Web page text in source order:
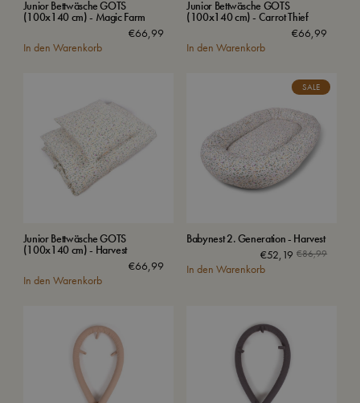
Junior Bettwäsche GOTS
(100x140 cm) - Magic Farm
€66,99
In den Warenkorb
Junior Bettwäsche GOTS
(100x140 cm) - Carrot Thief
€66,99
In den Warenkorb
Junior Bettwäsche GOTS
(100x140 cm) - Harvest
€66,99
In den Warenkorb
SALE
Babynest 2. Generation - Harvest
€86,99
€52,19
In den Warenkorb